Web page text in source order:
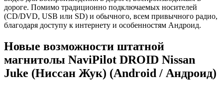
дороге. Помимо традиционно подключаемых носителей
(CD/DVD, USB или SD) и обычного, всем привычного радио,
благодаря доступу к интернету и особенностям Андроид.
Новые возможности штатной
магнитолы NaviPilot DROID Nissan
Juke (Ниссан Жук) (Android / Андроид)